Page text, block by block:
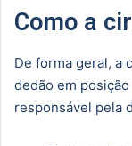
Como a
De forma geral, a
dedão em
responsável pela